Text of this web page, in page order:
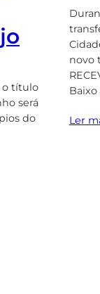
o título
será
do
novo
Ler